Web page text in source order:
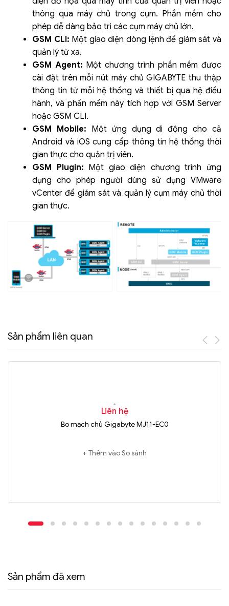
thông qua máy chủ trong cụm. Phần mềm cho
phép dễ dàng bảo trì các cụm máy chủ lớn.
GSM CLI: Một giao diện dòng lệnh để giám sát và
quản lý từ xa.
GSM Agent: Một chương trình phần mềm được
cài đặt trên mỗi nút máy chủ GIGABYTE thu thập
thông tin từ mỗi hệ thống và thiết bị qua hệ điều
hành, và phần mềm này tích hợp với GSM Server
hoặc GSM CLI.
GSM Mobile: Một ứng dụng di động cho cả
Android và iOS cung cấp thông tin hệ thống thời
gian thực cho quản trị viên.
GSM Plugin: Một giao diện chương trình ứng
dụng cho phép người dùng sử dụng VMware
vCenter để giám sát và quản lý cụm máy chủ thời
gian thực.
Sản phẩm liên quan
Liên hệ
Bo mạch chủ Gigabyte MJ11-EC0
Thêm vào So sánh
Sản phẩm đã xem